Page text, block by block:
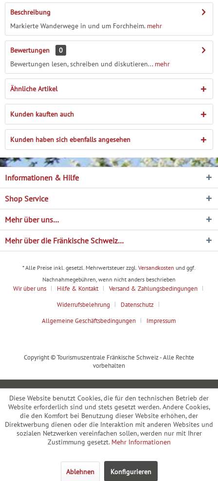
Beschreibung
Markierte Wanderwege in und um Forchheim. mehr
Bewertungen
0
Bewertungen lesen, schreiben und diskutieren...mehr
Ähnliche Artikel
Kunden kauften auch
Kunden haben sich ebenfalls angesehen
Informationen & Hilfe
Shop Service
Mehr über uns…
Mehr über die Fränkische Schweiz…
* Alle Preise inkl. gesetzl. Mehrwertsteuer zzgl. Versandkosten und ggf.
Nachnahmegebühren, wenn nicht anders beschrieben
Wir über uns Hilfe & Kontakt
Versand & Zahlungsbedingungen
Widerrufsbelehrung
Datenschutz
Allgemeine Geschäftsbedingungen
Impressum
Copyright © Tourismuszentrale Fränkische Schweiz - Alle Rechte
vorbehalten
Diese Website benutzt Cookies, die für den technischen Betrieb der
Website erforderlich sind und stets gesetzt werden. Andere Cookies,
die den Komfort bei Benutzung dieser Website erhöhen, der
Direktwerbung dienen oder die Interaktion mit anderen Websites und
sozialen Netzwerken vereinfachen sollen, werden nur mit Ihrer
Zustimmung gesetzt. Mehr Informationen
Ablehnen Konfigurieren